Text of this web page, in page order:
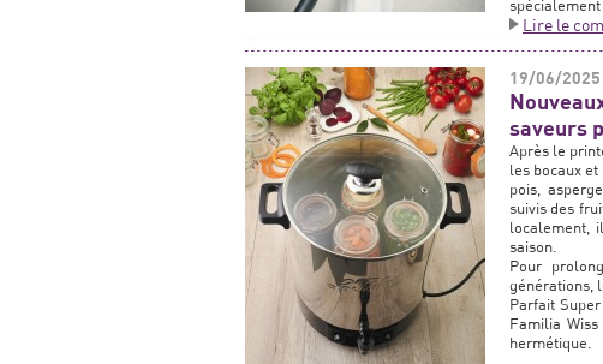
Lire le
19/06/2025
saveurs
Après le
les bocaux
pois,
suivis des
localement,
saison.
Pour
générations,
Parfait
Familia
hermétique.